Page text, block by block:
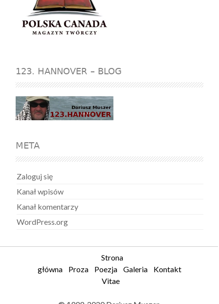
123. HANNOVER – BLOG
META
Zaloguj się
Kanał wpisów
Kanał komentarzy
WordPress.org
Strona
główna
Proza Poezja Galeria
Kontakt
Vitae